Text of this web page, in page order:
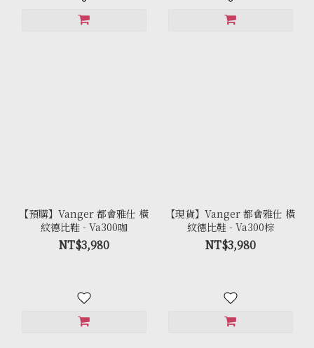
【預購】Vanger 都會雅仕 橫
紋德比鞋 - Va300咖
NT$3,980
【現貨】Vanger 都會雅仕 橫
紋德比鞋 - Va300棕
NT$3,980